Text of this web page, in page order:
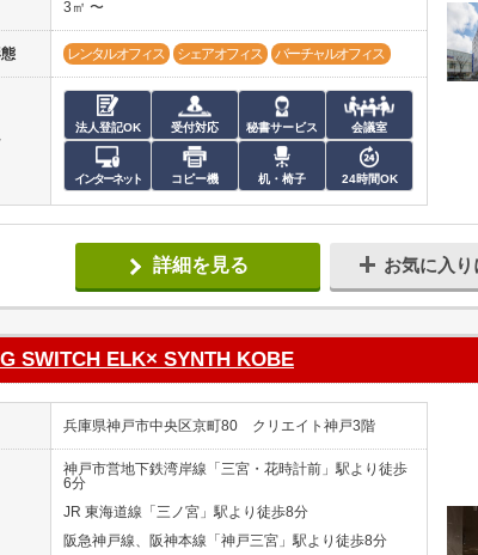
3㎡ 〜
レンタルオフィス シェアオフィス バーチャルオフィス
法人登記OK 受付対応 秘書サービス 会議室
インターネット コピー機 机・椅子 24時間OK
詳細を見る お気に入り
SWITCH ELK× SYNTH KOBE
兵庫県神戸市中央区京町80 クリエイト神戸3階
神戸市営地下鉄湾岸線「三宮・花時計前」駅より徒歩
6分
JR 東海道線「三ノ宮」駅より徒歩8分
阪急神戸線、阪神本線「神戸三宮」駅より徒歩8分